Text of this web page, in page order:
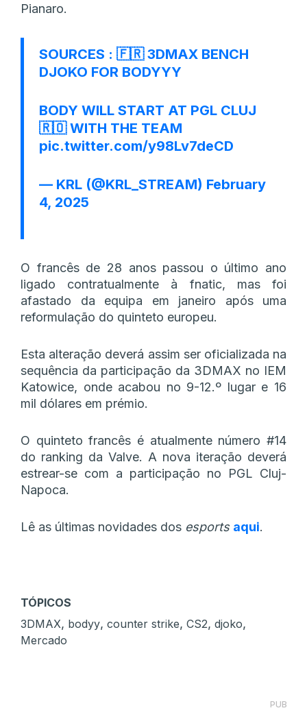
Pianaro.
SOURCES : 🇫🇷 3DMAX BENCH
DJOKO FOR BODYYY
BODY WILL START AT PGL CLUJ
🇷🇴 WITH THE TEAM
pic.twitter.com/y98Lv7deCD
— KRL (@KRL_STREAM) February
4, 2025
O francês de 28 anos passou o último ano
ligado contratualmente à fnatic, mas foi
afastado da equipa em janeiro após uma
reformulação do quinteto europeu.
Esta alteração deverá assim ser oficializada na
sequência da participação da 3DMAX no IEM
Katowice, onde acabou no 9-12.º lugar e 16
mil dólares em prémio.
O quinteto francês é atualmente número #14
do ranking da Valve. A nova iteração deverá
estrear-se com a participação no PGL Cluj-
Napoca.
Lê as últimas novidades dos esports aqui.
TÓPICOS
3DMAX, bodyy, counter strike, CS2, djoko,
Mercado
PUB